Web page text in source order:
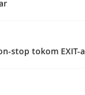
stop tokom EXIT-a